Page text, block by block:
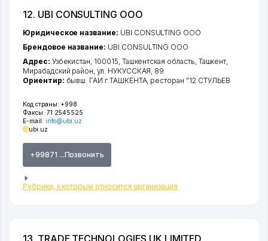
12. UBI CONSULTING ООО
Код страны: +998
Факсы: 71 2545525
E-mail: info@ubi.uz
ubi.uz
+99871 ...Позвонить
Рубрики, к которым относится организация
Юридическое название: UBI CONSULTING ООО
Брендовое название: UBI CONSULTING ООО
Адрес: Узбекистан, 100015, Ташкентская область, Ташкент,
Мирабадский район,ул. НУКУССКАЯ, 89
Ориентир: бывш. ГАИ г.ТАШКЕНТА, ресторан "12 СТУЛЬЕВ
13. TRADE TECHNOLOGIES UK LIMITED